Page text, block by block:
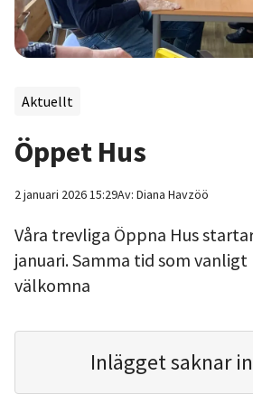
Aktuellt
Öppet Hus
2 januari 2026 15:29Av: Diana Havzöö
Våra trevliga Öppna Hus
januari. Samma tid som vanligt
välkomna
Inlägget saknar